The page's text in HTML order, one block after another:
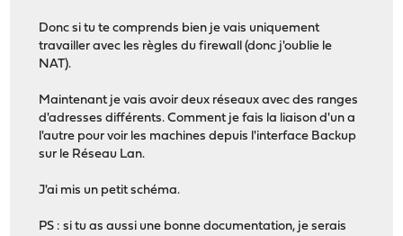
Donc si tu te comprends bien je vais uniquement
travailler avec les règles du firewall (donc j'oublie le
NAT).
Maintenant je vais avoir deux réseaux avec des ranges
d'adresses différents. Comment je fais la liaison d'un a
l'autre pour voir les machines depuis l'interface Backup
sur le Réseau Lan.
J'ai mis un petit schéma.
PS : si tu as aussi une bonne documentation, je serais